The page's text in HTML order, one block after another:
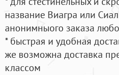
название Виагра или
анонимныого заказа
* быстрая и удобная
же возможна доставка
классом